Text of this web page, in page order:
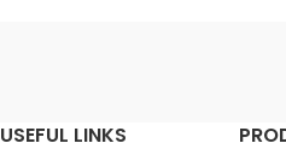
USEFUL LINKS